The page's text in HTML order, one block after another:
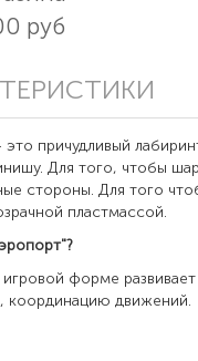
руб
это причудливый
Для того, чтобы
стороны. Для того
пластмассой.
форме
координацию движений.